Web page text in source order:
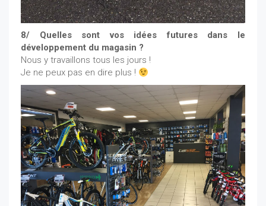
8/ Quelles sont vos idées futures dans le
développement du magasin ?
Nous y travaillons tous les jours !
Je ne peux pas en dire plus !